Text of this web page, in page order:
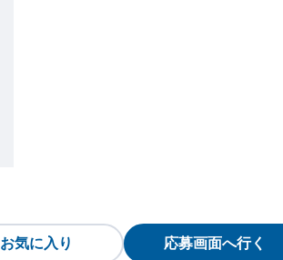
お気に入り 応募画面へ行く